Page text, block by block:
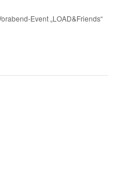
Event „LOAD&Friends“